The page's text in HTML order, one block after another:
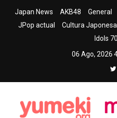
Japan News AKB48 General
JPop actual
Cultura Japonesa
Idols
06 Ago, 2026